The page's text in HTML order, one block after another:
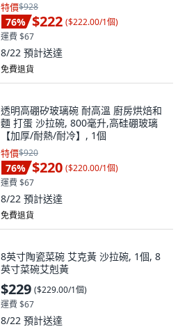
特價$928
76% $222 ($222.00/1個)
運費 $67
8/22 預計送達
免費退貨
透明高硼矽玻璃碗 耐高溫 廚房烘焙和
麵 打蛋 沙拉碗, 800毫升,高硅硼玻璃
【加厚/耐熱/耐冷】, 1個
特價$920
76% $220 ($220.00/1個)
運費 $67
8/22 預計送達
免費退貨
8英寸陶瓷菜碗 艾克黃 沙拉碗, 1個, 8
英寸菜碗艾剋黃
$229 ($229.00/1個)
運費 $67
8/22 預計送達